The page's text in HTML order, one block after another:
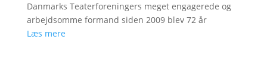
Danmarks Teaterforeningers meget engagerede og
arbejdsomme formand siden 2009 blev 72 år
Læs mere